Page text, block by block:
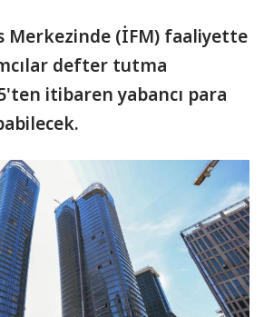
Merkezinde (İFM) faaliyette
defter tutma
itibaren yabancı para